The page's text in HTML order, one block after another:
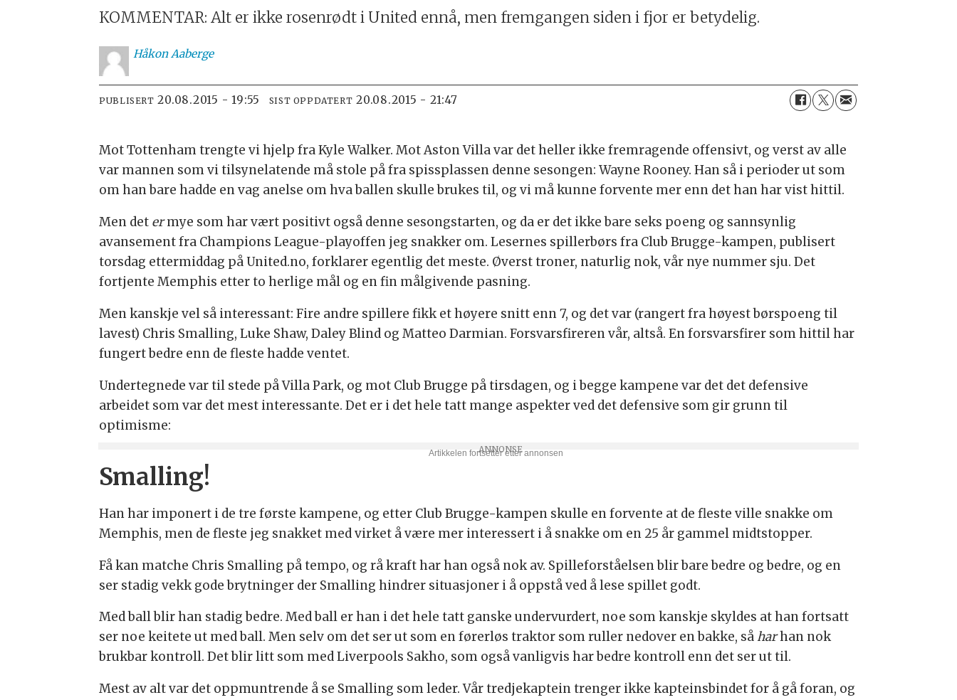
KOMMENTAR: Alt er ikke rosenrødt i United ennå, men fremgangen siden i fjor er betydelig.
Håkon Aaberge
PUBLISERT 20.08.2015 - 19:55 SIST OPPDATERT 20.08.2015 - 21:47
Mot Tottenham trengte vi hjelp fra Kyle Walker. Mot Aston Villa var det heller ikke fremragende offensivt, og verst av alle
var mannen som vi tilsynelatende må stole på fra spissplassen denne sesongen: Wayne Rooney. Han så i perioder ut som
om han bare hadde en vag anelse om hva ballen skulle brukes til, og vi må kunne forvente mer enn det han har vist hittil.
Men det ermye som har vært positivt også denne sesongstarten, og da er det ikke bare seks poeng og sannsynlig
avansement fra Champions League-playoffen jeg snakker om. Lesernes spillerbørs fra Club Brugge-kampen, publisert
torsdag ettermiddag på United.no, forklarer egentlig det meste. Øverst troner, naturlig nok, vår nye nummer sju. Det
fortjente Memphis etter to herlige mål og en fin målgivende pasning.
Men kanskje vel så interessant: Fire andre spillere fikk et høyere snitt enn 7, og det var (rangert fra høyest børspoeng til
lavest) Chris Smalling, Luke Shaw, Daley Blind og Matteo Darmian. Forsvarsfireren vår, altså. En forsvarsfirer som hittil har
fungert bedre enn de fleste hadde ventet.
Undertegnede var til stede på Villa Park, og mot Club Brugge på tirsdagen, og i begge kampene var det det defensive
arbeidet som var det mest interessante. Det er i det hele tatt mange aspekter ved det defensive som gir grunn til
optimisme:
Smalling!
Han har imponert i de tre første kampene, og etter Club Brugge-kampen skulle en forvente at de fleste ville snakke om
Memphis, men de fleste jeg snakket med virket å være mer interessert i å snakke om en 25 år gammel midtstopper.
Få kan matche Chris Smalling på tempo, og rå kraft har han også nok av. Spilleforståelsen blir bare bedre og bedre, og en
ser stadig vekk gode brytninger der Smalling hindrer situasjoner i å oppstå ved å lese spillet godt.
Med ball blir han stadig bedre. Med ball er han i det hele tatt ganske undervurdert, noe som kanskje skyldes at han fortsatt
ser noe keitete ut med ball. Men selv om det ser ut som en førerløs traktor som ruller nedover en bakke, såharhan nok
brukbar kontroll. Det blir litt som med Liverpools Sakho, som også vanligvis har bedre kontroll enn det ser ut til.
Mest av alt var det oppmuntrende å se Smalling som leder. Vår tredjekaptein trenger ikke kapteinsbindet for å gå foran, og